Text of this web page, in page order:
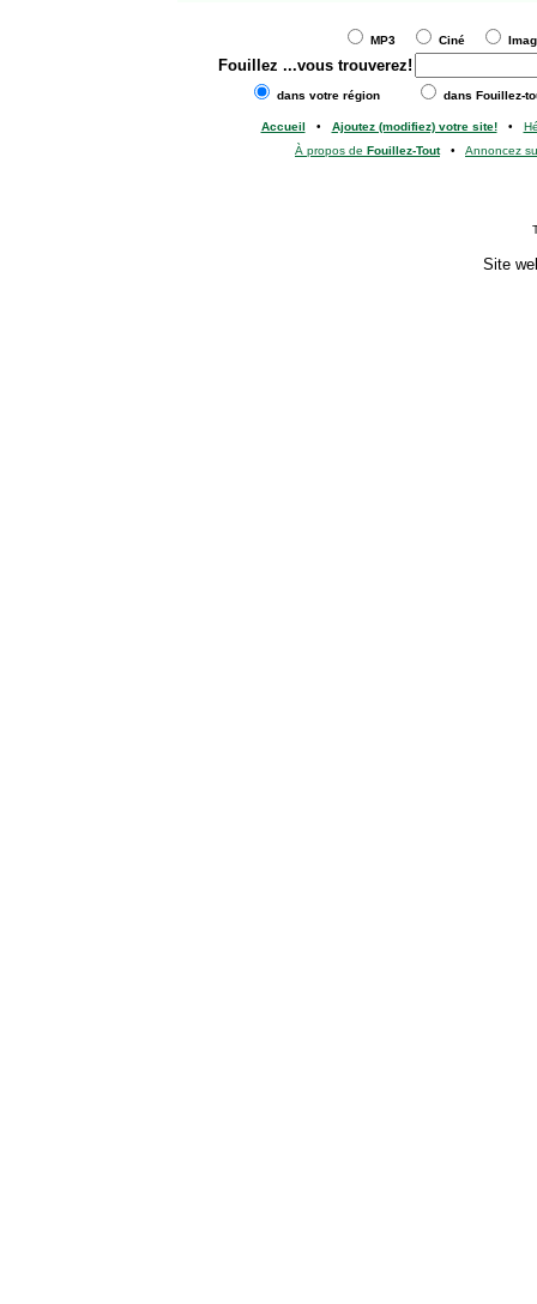
MP3 Ciné
Fouillez ...vous trouverez!
dans votre région dans Fouillez-
Accueil • Ajoutez (modifiez) votre site!•
À propos de Fouillez-Tout• Annoncez
Site